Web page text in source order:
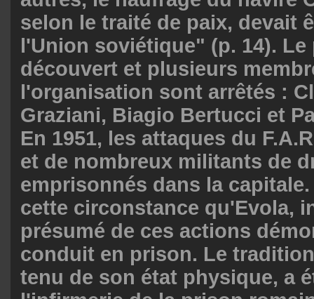
selon le traité de paix, devait
l'Union soviétique" (p. 14). Le
découvert et plusieurs
l'organisation sont arrêtés :
Graziani, Biagio Bertucci et
En 1951, les attaques du
et de nombreux militants de
emprisonnés dans la
cette circonstance qu'Evola,
présumé de ces actions
conduit en prison. Le
tenu de son état physique, a